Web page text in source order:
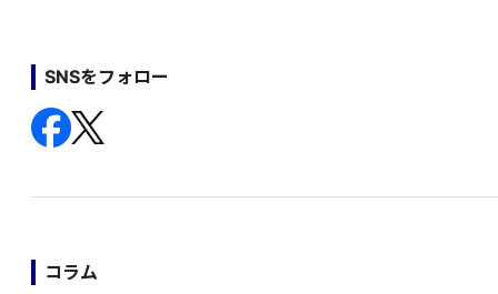
SNSをフォロー
コラム